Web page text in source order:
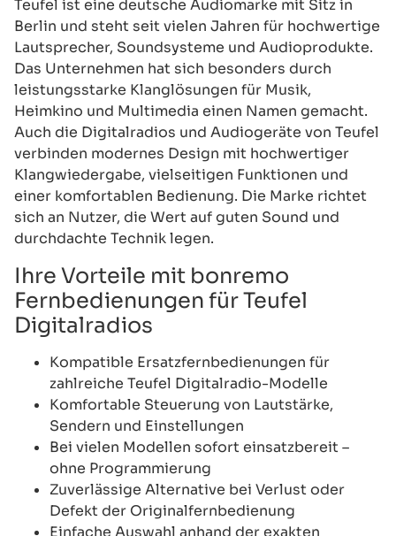
Teufel ist eine deutsche Audiomarke mit Sitz in
Berlin und steht seit vielen Jahren für hochwertige
Lautsprecher, Soundsysteme und Audioprodukte.
Das Unternehmen hat sich besonders durch
leistungsstarke Klanglösungen für Musik,
Heimkino und Multimedia einen Namen gemacht.
Auch die Digitalradios und Audiogeräte von Teufel
verbinden modernes Design mit hochwertiger
Klangwiedergabe, vielseitigen Funktionen und
einer komfortablen Bedienung. Die Marke richtet
sich an Nutzer, die Wert auf guten Sound und
durchdachte Technik legen.
Ihre Vorteile mit bonremo
Fernbedienungen für Teufel
Digitalradios
Kompatible Ersatzfernbedienungen für
zahlreiche Teufel Digitalradio-Modelle
Komfortable Steuerung von Lautstärke,
Sendern und Einstellungen
Bei vielen Modellen sofort einsatzbereit –
ohne Programmierung
Zuverlässige Alternative bei Verlust oder
Defekt der Originalfernbedienung
Einfache Auswahl anhand der exakten